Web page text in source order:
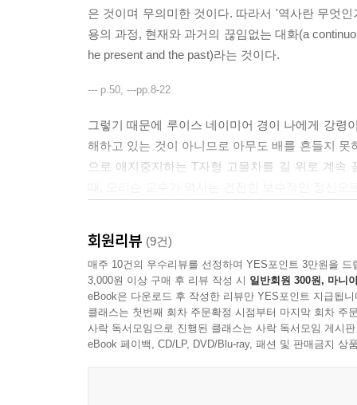
은 것이며 무의미한 것이다. 따라서 '역사란 무엇
용의 과정, 현재와 과거의 끊임없는 대화(a
he present and the past)라는 것이다.
--- p.50, ---pp.8-22
그렇기 때문에 루이스 네이미어 경이 나에게 강령
해하고 있는 것이 아니므로 아무도 배를 흔들지
으로 애지중지하는 T자형 고물차를 길 위로 계속
--- p.230
그러나 나를 가장 불안하게 만드는 것은 영어사용
이 아니라, 끊임없이 움직이는 세계에 대한 그 충
면 우리 주변에서 진행되는 변화에 관한 피상적인
회원리뷰 (9건)
매주 10건의 우수리뷰를 선정하여 YES포인트 3만원을 드
3,000원 이상 구매 후 리뷰 작성 시 일반회원 300원, 마니
eBook은 다운로드 후 작성한 리뷰만 YES포인트 지급됩니
클래스는 첫번째 회차 주문확정 시점부터 마지막 회차 주
사락 독서모임으로 진행된 클래스는 사락 독서모임 게시
eBook 페이백, CD/LP, DVD/Blu-ray, 패션 및 판매금지 상